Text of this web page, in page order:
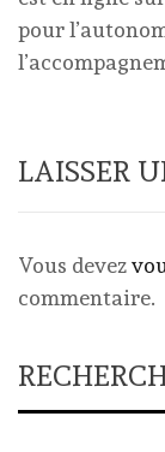
pour
LAISSER
Vous devez
commentaire.